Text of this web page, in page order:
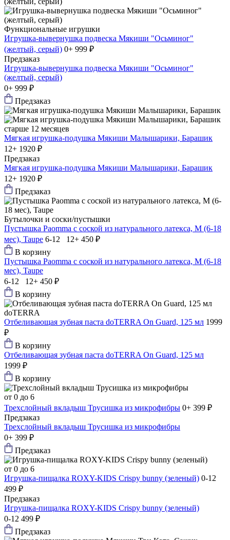
Функциональные игрушки
Игрушка-вывернушка подвеска Мякиши "Осьминог"
(желтый, серый) 0+ 999 ₽
Предзаказ
Игрушка-вывернушка подвеска Мякиши "Осьминог"
(желтый, серый)
0+ 999 ₽
Предзаказ
старше 12 месяцев
Мягкая игрушка-подушка Мякиши Малышарики, Барашик
12+ 1920 ₽
Предзаказ
Мягкая игрушка-подушка Мякиши Малышарики, Барашик
12+ 1920 ₽
Предзаказ
Бутылочки и соски/пустышки
Пустышка Paomma с соской из натурального латекса, M (6-18
мес), Taupe 6-12 12+ 450 ₽
В корзину
Пустышка Paomma с соской из натурального латекса, M (6-18
мес), Taupe
6-12 12+ 450 ₽
В корзину
doTERRA
Отбеливающая зубная паста doTERRA On Guard, 125 мл 1999
₽
В корзину
Отбеливающая зубная паста doTERRA On Guard, 125 мл
1999 ₽
В корзину
от 0 до 6
Трехслойный вкладыш Трусишка из микрофибры 0+ 399 ₽
Предзаказ
Трехслойный вкладыш Трусишка из микрофибры
0+ 399 ₽
Предзаказ
от 0 до 6
Игрушка-пищалка ROXY-KIDS Crispy bunny (зеленый) 0-12
499 ₽
Предзаказ
Игрушка-пищалка ROXY-KIDS Crispy bunny (зеленый)
0-12 499 ₽
Предзаказ